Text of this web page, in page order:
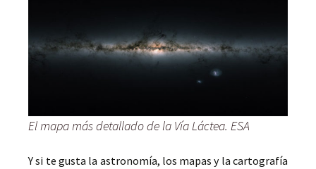
El mapa más detallado de la Vía Láctea. ESA
Y si te gusta la astronomía, los mapas y la cartografía